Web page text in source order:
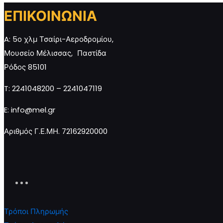
Κηρήθρα Κασετίνα με Μέλι
211-290ΓΡ ποσότητα
ΕΠΙΚΟΙΝΩΝΙΑ
A: 5ο χλμ Τσαίρι-Αεροδρομίου,
Μουσείο Μέλισσας, Παστίδα
Ρόδος 85101
T: 2241048200 – 2241047119
E: info@mel.gr
Αριθμός Γ.Ε.ΜΗ. 72162920000
Τρόποι Πληρωμής